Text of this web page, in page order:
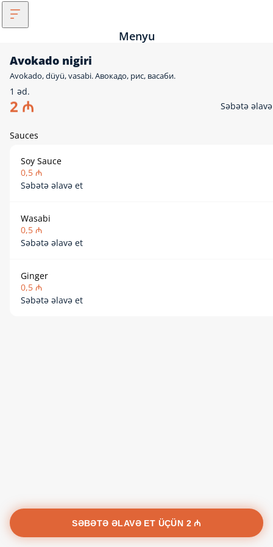
Menyu
Avokado nigiri
Avokado, düyü, vasabi. Авокадо, рис, васаби.
1 əd.
2 ₼ Səbətə
Sauces
Soy Sauce
0,5 ₼
Səbətə əlavə et
Wasabi
0,5 ₼
Səbətə əlavə et
Ginger
0,5 ₼
Səbətə əlavə et
SƏBƏTƏ ƏLAVƏ ET ÜÇÜN 2 ₼